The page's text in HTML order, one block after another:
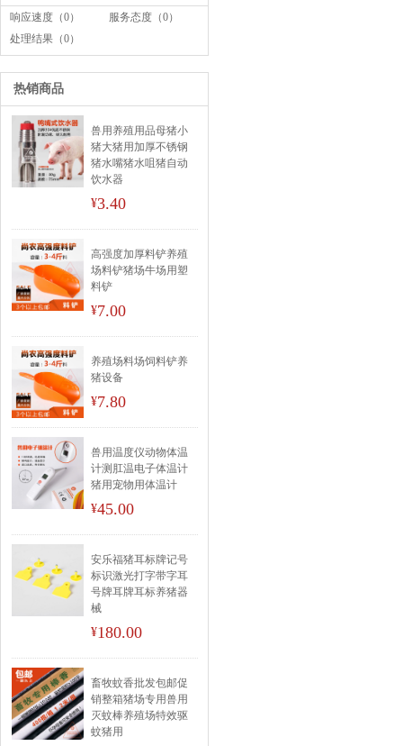
响应速度（0）
服务态度（0）
处理结果（0）
热销商品
兽用养殖用品母猪小
猪大猪用加厚不锈钢
猪水嘴猪水咀猪自动
饮水器
¥3.40
高强度加厚料铲养殖
场料铲猪场牛场用塑
料铲
¥7.00
养殖场料场饲料铲养
猪设备
¥7.80
兽用温度仪动物体温
计测肛温电子体温计
猪用宠物用体温计
¥45.00
安乐福猪耳标牌记号
标识激光打字带字耳
号牌耳牌耳标养猪器
械
¥180.00
畜牧蚊香批发包邮促
销整箱猪场专用兽用
灭蚊棒养殖场特效驱
蚊猪用